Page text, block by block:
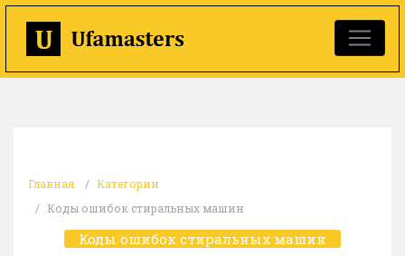
Главная
Категории
Коды ошибок стиральных машин
Коды ошибок стиральных машин